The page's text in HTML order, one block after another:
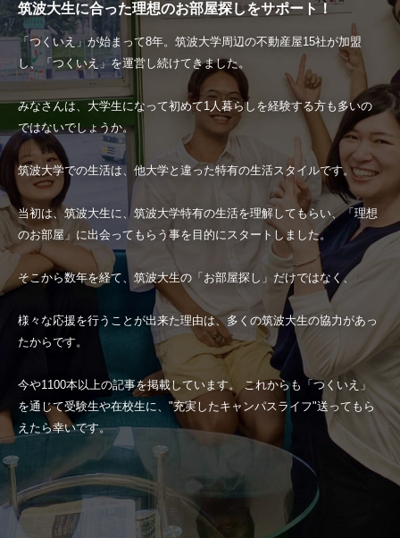
筑波大生に合った理想のお部屋探しをサポート！
「つくいえ」が始まって8年。筑波大学周辺の不動産屋15社が加盟
し、「つくいえ」を運営し続けてきました。
みなさんは、大学生になって初めて1人暮らしを経験する方も多いの
ではないでしょうか。
筑波大学での生活は、他大学と違った特有の生活スタイルです。
当初は、筑波大生に、筑波大学特有の生活を理解してもらい、「理想
のお部屋」に出会ってもらう事を目的にスタートしました。
そこから数年を経て、筑波大生の「お部屋探し」だけではなく、
様々な応援を行うことが出来た理由は、多くの筑波大生の協力があっ
たからです。
今や1100本以上の記事を掲載しています。 これからも「つくいえ」
を通じて受験生や在校生に、"充実したキャンパスライフ"送ってもら
えたら幸いです。